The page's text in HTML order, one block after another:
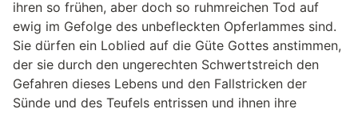
ihren so frühen, aber doch so ruhmreichen Tod auf
ewig im Gefolge des unbefleckten Opferlammes sind.
Sie dürfen ein Loblied auf die Güte Gottes anstimmen,
der sie durch den ungerechten Schwertstreich den
Gefahren dieses Lebens und den Fallstricken der
Sünde und des Teufels entrissen und ihnen ihre